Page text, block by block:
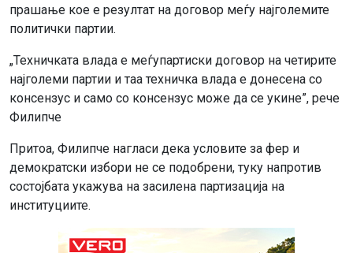
прашање кое е резултат на договор меѓу најголемите
политички партии.
„Техничката влада е меѓупартиски договор на четирите
најголеми партии и таа техничка влада е донесена со
консензус и само со консензус може да се укине”, рече
Филипче
Притоа, Филипче нагласи дека условите за фер и
демократски избори не се подобрени, туку напротив
состојбата укажува на засилена партизација на
институциите.